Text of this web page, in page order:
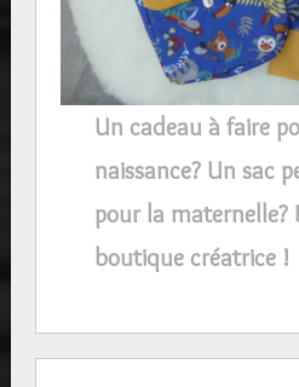
Un cadeau à faire
naissance? Un sac
pour la maternelle?
boutique créatrice !